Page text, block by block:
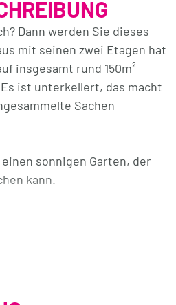
Dann werden Sie dieses
mit seinen zwei Etagen hat
insgesamt rund 150m²
ist unterkellert, das macht
Sachen
sonnigen Garten, der
kann.
weiteren Räume in der